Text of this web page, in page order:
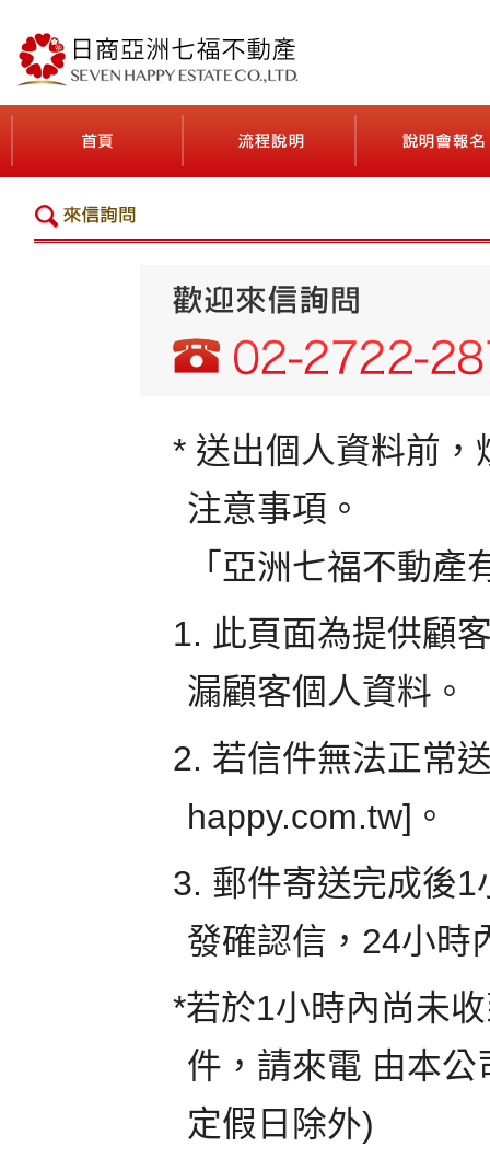
* 送出個人資料前
注意事項。
「亞洲七福不動
1. 此頁面為提供顧
漏顧客個人資料。
2. 若信件無法正常
happy.com.tw]。
3. 郵件寄送完成後
發確認信，24小時
*若於1小時內尚未
件，請來電 由本
定假日除外)